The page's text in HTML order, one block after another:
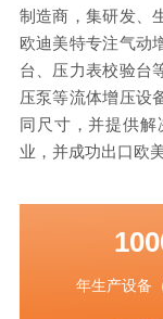
制造商，集研发、
欧迪美特专注气动
台、压力表校验台
压泵等流体增压设
同尺寸，并提供
业，并成功出口欧
年生产设备